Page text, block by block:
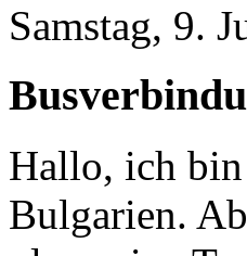
Samstag, 9.
Hallo, ich
Bulgarien.